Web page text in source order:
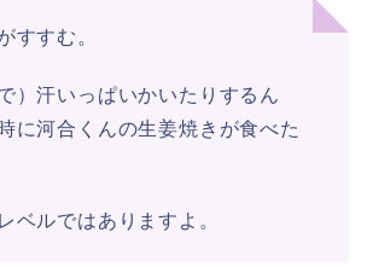
すすむ。
）汗いっぱいかいたりするん
に河合くんの生姜焼きが食べた
ベルではありますよ。